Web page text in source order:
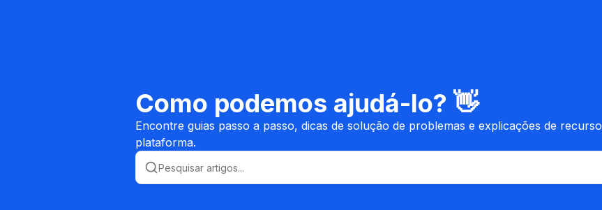
Como podemos ajudá-lo? 👋
Encontre guias passo a passo, dicas de solução de problemas e explicações de
plataforma.